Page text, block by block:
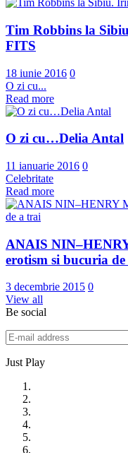
Tim Robbins la
FITS
18 iunie 2016 0
O zi cu...
Read more
O zi cu…Delia Antal
11 ianuarie 2016 0
Celebritate
Read more
ANAIS
erotism si bucuria
3 decembrie 2015 0
View all
Be social
Just Play